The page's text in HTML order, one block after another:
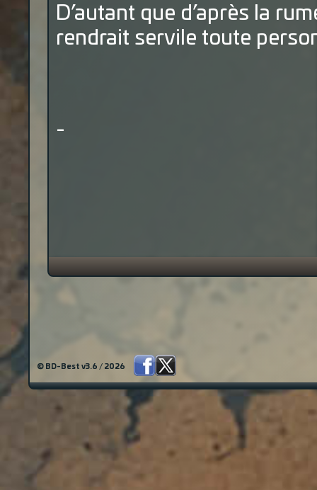
D’autant que d’après la
rendrait servile toute
-
© BD-Best v3.6 / 2026